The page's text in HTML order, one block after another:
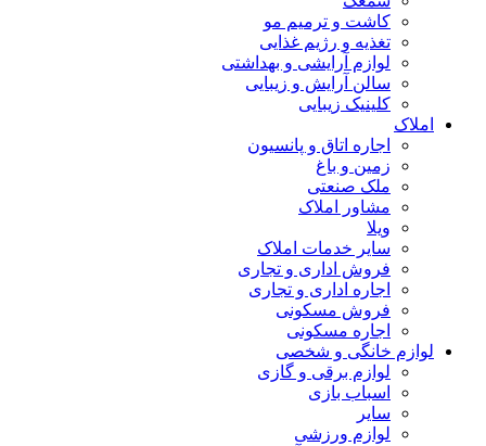
کاشت و ترمیم مو
تغذیه و رژیم غذایی
لوازم آرایشی و بهداشتی
سالن آرایش و زیبایی
کلینیک زیبایی
املاک
اجاره اتاق و پانسیون
زمین و باغ
ملک صنعتی
مشاور املاک
ویلا
سایر خدمات املاک
فروش اداری و تجاری
اجاره اداری و تجاری
فروش مسکونی
اجاره مسکونی
لوازم خانگی و شخصی
لوازم برقی و گازی
اسباب بازی
سایر
لوازم ورزشی